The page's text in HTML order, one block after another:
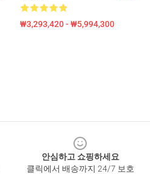
₩3,293,420 - ₩5,994,300
안심하고 쇼핑하세요
클릭에서 배송까지 24/7 보호